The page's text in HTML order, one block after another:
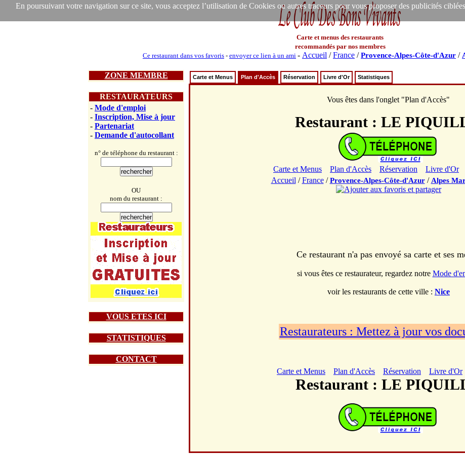
En poursuivant votre navigation sur ce site, vous acceptez l’utilisation de Cookies ou autres traceurs pour vous proposer des publicités
Carte et menus des restaurants
recommandés par nos membres
Ce restaurant dans vos favoris - envoyer ce lien à un ami - Accueil /France /Provence-Alpes-Côte-d'Azur /
ZONE MEMBRE
RESTAURATEURS
- Mode d'emploi
- Inscription, Mise à jour
- Partenariat
- Demande d'autocollant
n° de téléphone du restaurant :
OU
nom du restaurant :
VOUS ETES ICI
STATISTIQUES
CONTACT
Carte et Menus Plan d'Accès Réservation Livre d'Or Statistiques
Vous êtes dans l'onglet "Plan d'Accès"
Restaurant : LE
Carte et Menus Plan d'Accès Réservation Livre d'Or
Accueil /France/Provence-Alpes-Côte-d'Azur/ Alpes
Ce restaurant n'a pas envoyé sa carte et ses
si vous êtes ce restaurateur, regardez notre Mode
voir les restaurants de cette ville : Nice
Restaurateurs : Mettez à jour vos
Carte et Menus Plan d'Accès Réservation Livre d'Or
Restaurant : LE